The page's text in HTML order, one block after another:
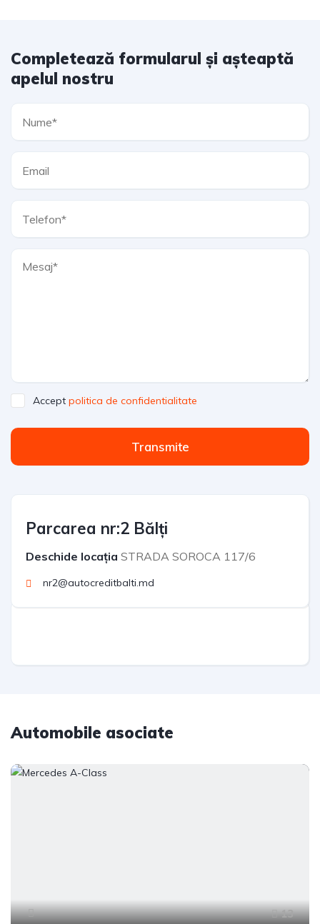
Completează formularul și așteaptă
apelul nostru
Accept politica de confidentialitate
Transmite
Parcarea nr:2 Bălți
Deschide locația STRADA SOROCA 117/6
nr2@autocreditbalti.md
Automobile asociate
13